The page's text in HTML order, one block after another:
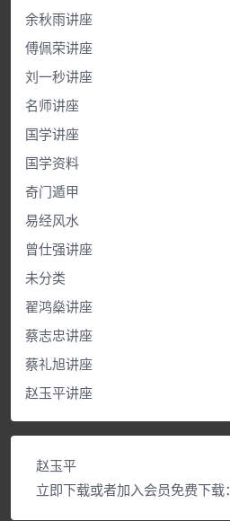
余秋雨讲座
傅佩荣讲座
刘一秒讲座
名师讲座
国学讲座
国学资料
奇门遁甲
易经风水
曾仕强讲座
未分类
翟鸿燊讲座
蔡志忠讲座
蔡礼旭讲座
赵玉平讲座
赵玉平
立即下载或者加入会员免费下载：